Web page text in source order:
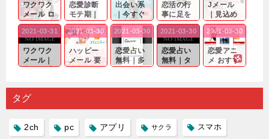
ワクワク
メール ロ
グイン pc
｜心の底
から真
剣...
恋愛診断
モテ期｜
老若男女
問わ
ず…。
出会い系
｜今すぐ
仲良くな
れる相手
探しをし
たいと...
恋活の行
事に足を
運んでも
出会いの
チャンス
が訪れ...
Jメール
｜見込め
る効果が
確実なも
のであっ
ても…...
ワクワク
メール｜
り会った
人に軽...
2021-03-31
ハッピー
メール 要
するので
2021-03-30
恋愛占い
無料｜多
プリの内
2021-03-30
恋愛占い
無料｜タ
る人に恋
2021-03-30
恋愛アニ
メ おすす
雑で素人
2021-03-30
タグ
2ch pc アプリ サクラ スマホ